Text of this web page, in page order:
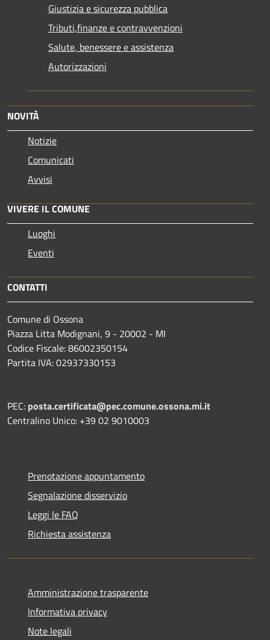
Giustizia e sicurezza pubblica
Tributi,finanze e contravvenzioni
Salute, benessere e assistenza
Autorizzazioni
NOVITÀ
Notizie
Comunicati
Avvisi
VIVERE IL COMUNE
Luoghi
Eventi
CONTATTI
Comune di Ossona
Piazza Litta Modignani, 9 - 20002 - MI
Codice Fiscale: 86002350154
Partita IVA: 02937330153
PEC: posta.certificata@pec.comune.ossona.mi.it
Centralino Unico: +39 02 9010003
Prenotazione appuntamento
Segnalazione disservizio
Leggi le FAQ
Richiesta assistenza
Amministrazione trasparente
Informativa privacy
Note legali